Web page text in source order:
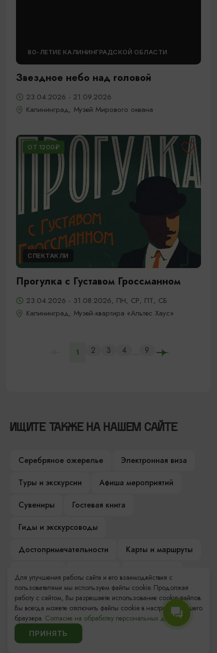
80-ЛЕТИЕ КАЛИНИНГРАДСКОЙ ОБЛАСТИ
Звездное небо над головой
23.04.2026 - 21.09.2026
Калининград, Музей Мирового океана
ОТ 1200₽
СПЕКТАКЛИ
Прогулка с Густавом Гроссманном
23.04.2026 - 31.08.2026, ПН, СР, ПТ, СБ
Калининград, Музей-квартира «Альтес Хаус»
1 2 3 4 ... 9
ИЩИТЕ ТАКЖЕ НА НАШЕМ САЙТЕ
Серебряное ожерелье
Электронная виза
Туры и экскурсии
Афиша мероприятий
Сувениры
Гостевая книга
Гиды и экскурсоводы
Достопримечательности
Карты и маршруты
Компас Балтийской кухни
Настоящий Калининградец
Музеи
Для улучшения работы сайта и его взаимодействия с
пользователями мы используем файлы cookie. Продолжая
работу с сайтом, Вы разрешаете использование cookie-файлов.
Вы всегда можете отключить файлы cookie в настройках Вашего
браузера. Согласие на обработку персональных данных.
ПРИНЯТЬ